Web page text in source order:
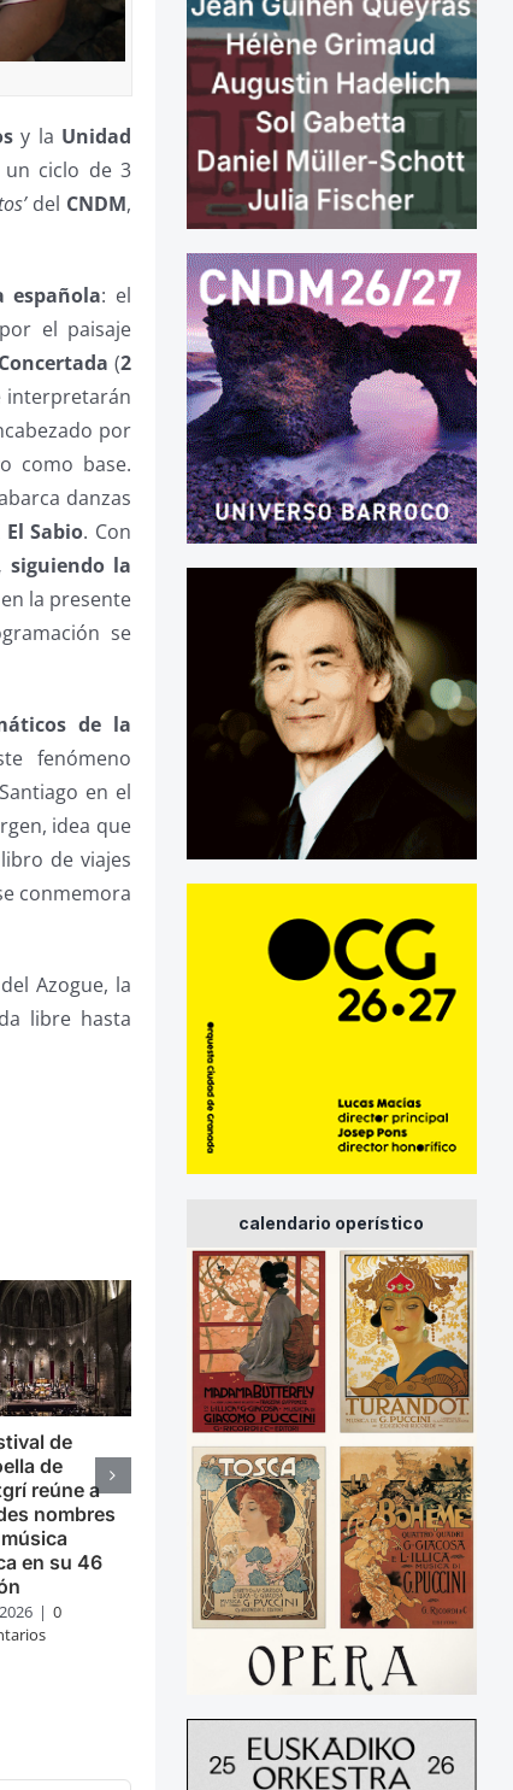
y la Unidad
ciclo de 3
del CNDM,
española: el
el paisaje
(2
interpretarán
por
como base.
danzas
Sabio. Con
siguiendo la
la presente
se
de la
fenómeno
en el
idea que
de viajes
conmemora
Azogue, la
libre hasta
de
de
reúne a
nombres
en su 46
| 0
calendario operístico